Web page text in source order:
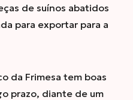
de suínos abatidos
para exportar para a
da Frimesa tem boas
prazo, diante de um